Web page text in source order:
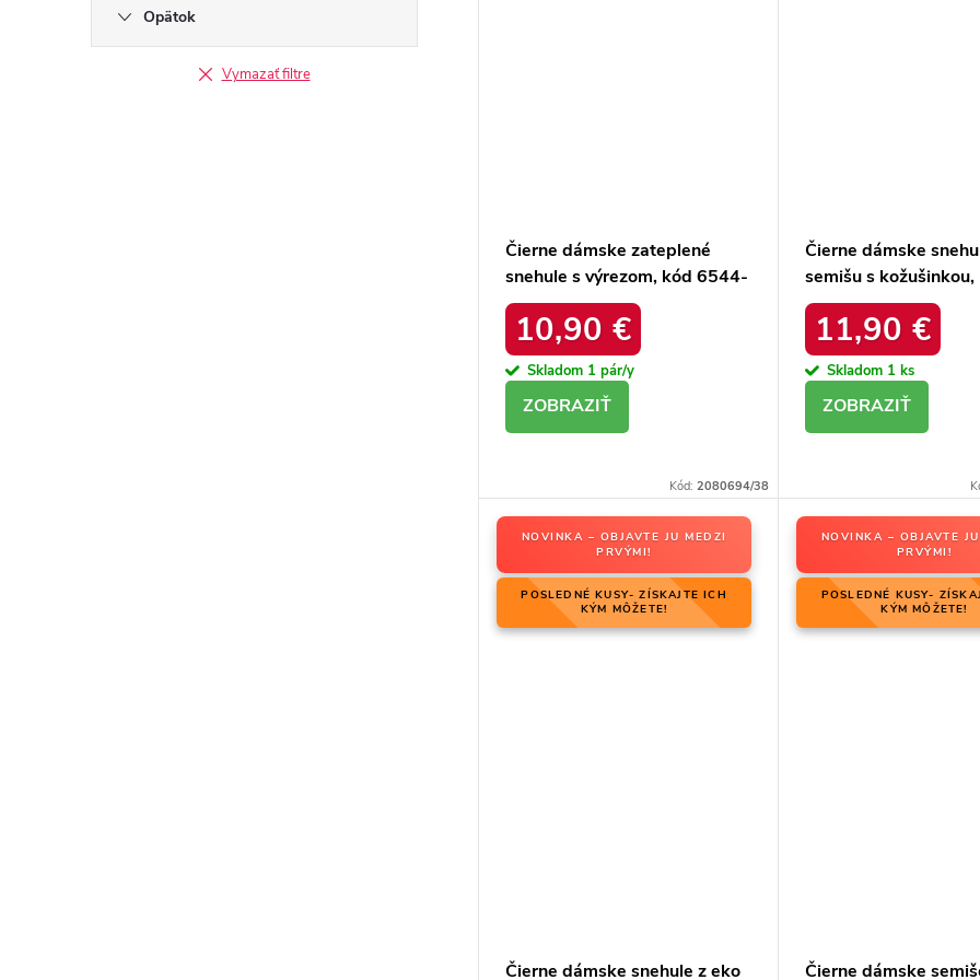
Opätok
Vymazať filtre
Čierne dámske zateplené
snehule s výrezom, kód 6544-
21
10,90 €
Skladom 1 pár/y
Kód:2080694/38
Čierne dámske
semišu s kožušinkou,
platforma, M563
11,90 €
Skladom 1 ks
NOVINKA – OBJAVTE JU MEDZI
PRVÝMI!
POSLEDNÉ KUSY- ZÍSKAJTE ICH
KÝM MÔŽETE!
Čierne dámske snehule z eko
NOVINKA – OBJAVTE
PRVÝMI!
POSLEDNÉ KUSY-
KÝM MÔŽETE!
Čierne dámske